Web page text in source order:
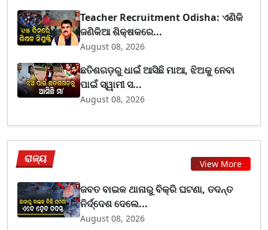
Teacher Recruitment Odisha: ଏଣିକି
ଜଣିକିଆ ଶିକ୍ଷକରେ...
August 08, 2026
ଛତିଶଗଡ଼ରୁ ଧାଇଁ ଆସିଛି ମାଆ, ଝିଅକୁ ନେବା
ପାଇଁ ସ୍ୱାମୀ ସ...
August 08, 2026
ରାଜ୍ୟ View More
ଜବତ ବାଇକ ଥାନାରୁ ବିକ୍ରି ଘଟଣା, ତଦନ୍ତ
ନିର୍ଦ୍ଦେଶ ଦେଲେ...
August 08, 2026